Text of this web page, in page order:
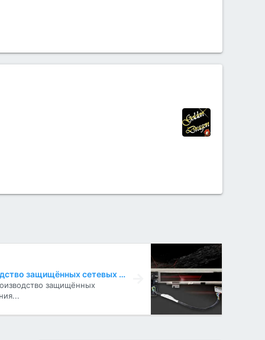
ПК на оптоволокне: производство защищённых сетевых карт
защищённых